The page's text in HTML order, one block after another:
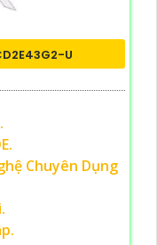
U
Chuyên Dụng